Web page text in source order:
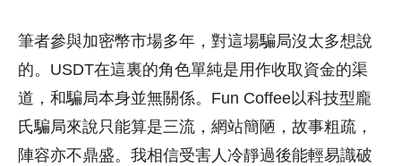
筆者參與加密幣市場多年，對這場騙局沒太多想說
的。USDT在這裏的角色單純是用作收取資金的渠
道，和騙局本身並無關係。Fun Coffee以科技型龐
氏騙局來說只能算是三流，網站簡陋，故事粗疏，
陣容亦不鼎盛。我相信受害人冷靜過後能輕易識破